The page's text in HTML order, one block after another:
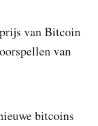
van Bitcoin
van
bitcoins